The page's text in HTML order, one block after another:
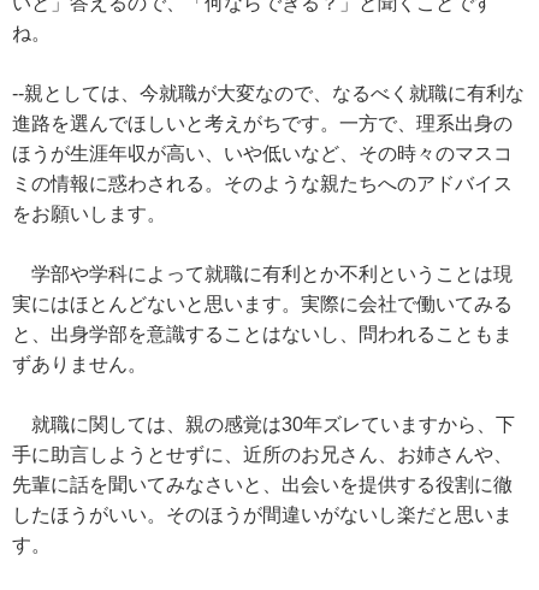
ね。
--親としては、今就職が大変なので、なるべく就職に有利な
進路を選んでほしいと考えがちです。一方で、理系出身の
ほうが生涯年収が高い、いや低いなど、その時々のマスコ
ミの情報に惑わされる。そのような親たちへのアドバイス
をお願いします。
学部や学科によって就職に有利とか不利ということは現
実にはほとんどないと思います。実際に会社で働いてみる
と、出身学部を意識することはないし、問われることもま
ずありません。
就職に関しては、親の感覚は30年ズレていますから、下
手に助言しようとせずに、近所のお兄さん、お姉さんや、
先輩に話を聞いてみなさいと、出会いを提供する役割に徹
したほうがいい。そのほうが間違いがないし楽だと思いま
す。